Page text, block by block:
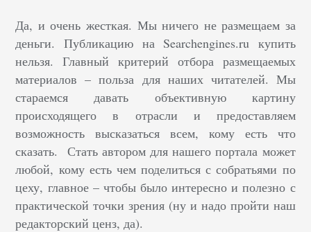
Да, и очень жесткая. Мы ничего не размещаем за
деньги. Публикацию на Searchengines.ru купить
нельзя. Главный критерий отбора размещаемых
материалов – польза для наших читателей. Мы
стараемся давать объективную картину
происходящего в отрасли и предоставляем
возможность высказаться всем, кому есть что
сказать. Стать автором для нашего портала может
любой, кому есть чем поделиться с собратьями по
цеху, главное – чтобы было интересно и полезно с
практической точки зрения (ну и надо пройти наш
редакторский ценз, да).